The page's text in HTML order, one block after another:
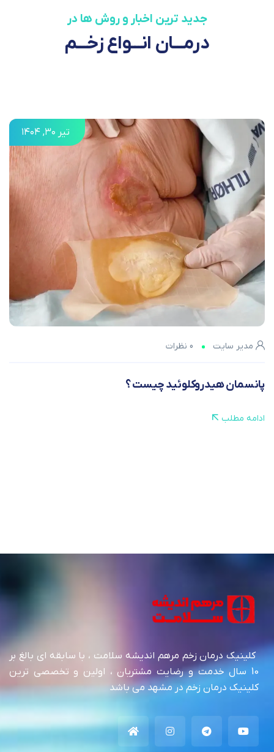
جدید ترین اخبار و روش ها در
درمـــان انـــواع زخـــم
تیر ۳۰, ۱۴۰۴
مدیر سایت 0 نظرات
پانسمان هیدروکلوئید چیست ؟
ادامه مطلب
کلینیک درمان زخم مرهم اندیشه سلامت ، با سابقه ای بالغ بر
10 سال خدمت و رضایت مشتریان ، اولین و تخصصی ترین
کلینیک درمان زخم در مشهد می باشد